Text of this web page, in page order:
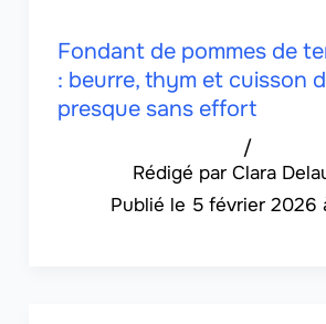
Fondant de pommes de
: beurre, thym et cuisson
presque sans effort
Clara
/
5 février 2026